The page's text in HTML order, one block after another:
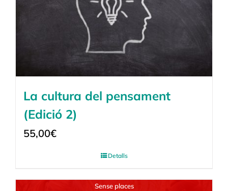
La cultura del pensament
(Edició 2)
55,00€
Detalls
Sense places